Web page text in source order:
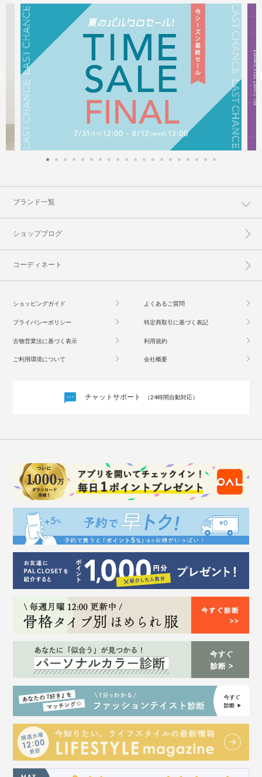
ブランド一覧
ショップブログ
コーディネート
ショッピングガイド よくあるご質問
プライバシーポリシー 特定商取引に基づく表記
古物営業法に基づく表示 利用規約
ご利用環境について 会社概要
チャットサポート （24時間自動対応）